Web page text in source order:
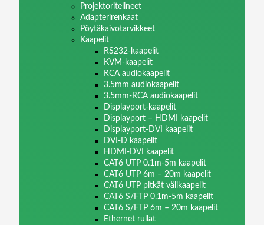
Projektoritelineet
Adapterirenkaat
Pöytäkaivotarvikkeet
Kaapelit
RS232-kaapelit
KVM-kaapelit
RCA audiokaapelit
3.5mm audiokaapelit
3.5mm-RCA audiokaapelit
Displayport-kaapelit
Displayport – HDMI kaapelit
Displayport-DVI kaapelit
DVI-D kaapelit
HDMI-DVI kaapelit
CAT6 UTP 0.1m-5m kaapelit
CAT6 UTP 6m – 20m kaapelit
CAT6 UTP pitkät välikaapelit
CAT6 S/FTP 0.1m-5m kaapelit
CAT6 S/FTP 6m – 20m kaapelit
Ethernet rullat